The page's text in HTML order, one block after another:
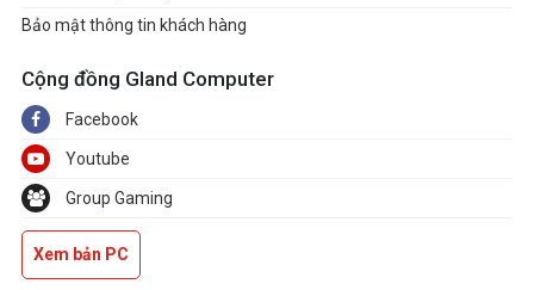
Bảo mật thông tin khách hàng
Cộng đồng Gland Computer
Facebook
Youtube
Group Gaming
Xem bản PC